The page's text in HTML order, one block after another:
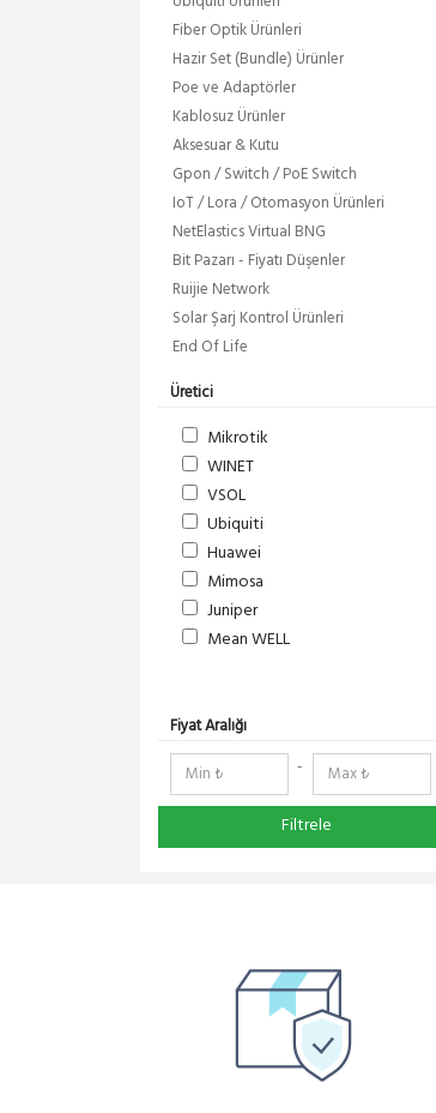
Fiber Optik Ürünleri
Hazir Set (Bundle) Ürünler
Poe ve Adaptörler
Kablosuz Ürünler
Aksesuar & Kutu
Gpon / Switch / PoE Switch
IoT / Lora / Otomasyon Ürünleri
NetElastics Virtual BNG
Bit Pazarı - Fiyatı Düşenler
Ruijie Network
Solar Şarj Kontrol Ürünleri
End Of Life
Üretici
Mikrotik
WINET
VSOL
Ubiquiti
Huawei
Mimosa
Juniper
Mean WELL
RedLine
RF Elements
NetElastic
Paessler
Compex
Extralink
Schneider Electric
DMA-SOFT
Fiyat Aralığı
-
Filtrele